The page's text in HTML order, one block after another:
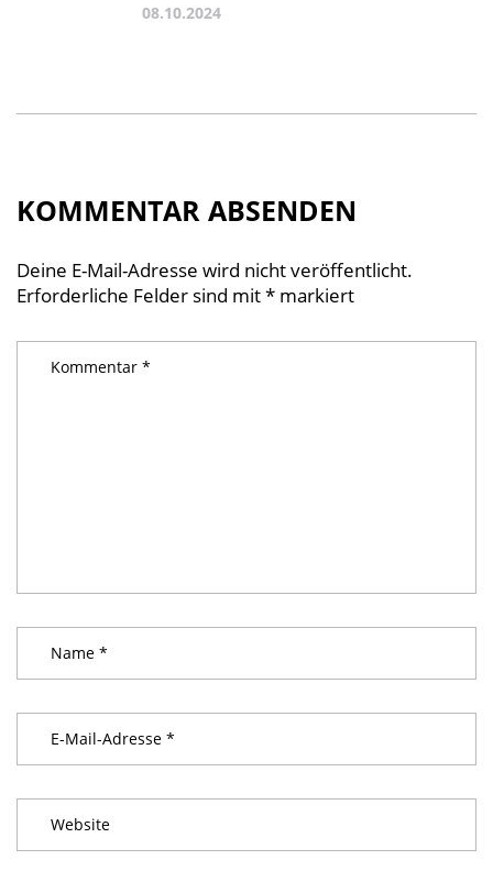
08.10.2024
KOMMENTAR ABSENDEN
Deine E-Mail-Adresse wird nicht veröffentlicht.
Erforderliche Felder sind mit* markiert